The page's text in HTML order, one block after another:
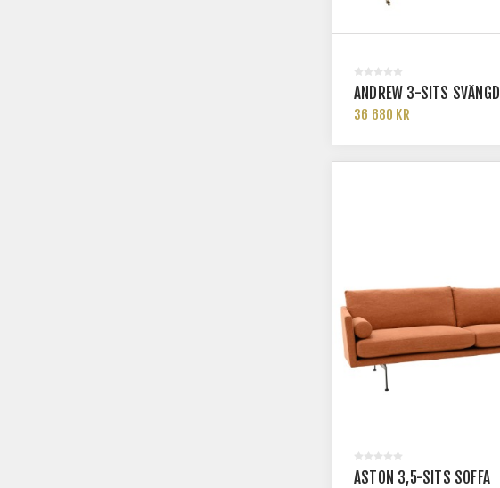
ANDREW 3-SITS SVÄNGD
36 680 KR
ASTON 3,5-SITS SOFFA